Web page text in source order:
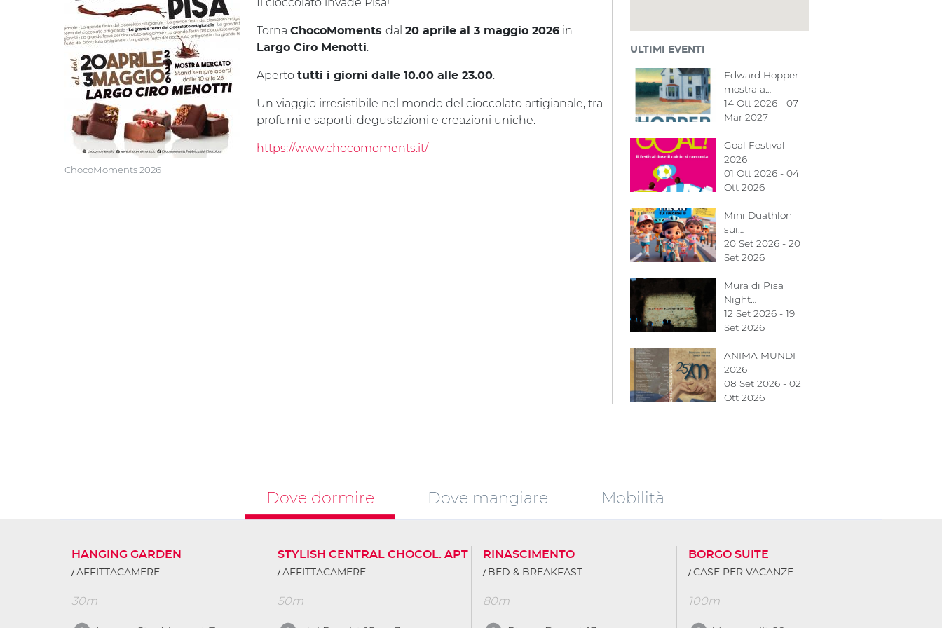
ChocoMoments 2026
Torna ChocoMoments dal 20 aprile al 3 maggio 2026 in
Largo Ciro Menotti.
Aperto tutti i giorni dalle 10.00 alle 23.00.
Un viaggio irresistibile nel mondo del cioccolato artigianale, tra
profumi e saporti, degustazioni e creazioni uniche.
https://www.chocomoments.it/
ULTIMI EVENTI
Edward Hopper -
mostra a…
14 Ott 2026 - 07
Mar 2027
Goal Festival
2026
01 Ott 2026 - 04
Ott 2026
Mini Duathlon
sui…
20 Set 2026 - 20
Set 2026
Mura di Pisa
Night…
12 Set 2026 - 19
Set 2026
ANIMA MUNDI
2026
08 Set 2026 - 02
Ott 2026
Dove dormire Dove mangiare Mobilità
HANGING GARDEN
AFFITTACAMERE
30m
STYLISH CENTRAL CHOCOL. APT
AFFITTACAMERE
50m
RINASCIMENTO
BED & BREAKFAST
80m
BORGO SUITE
CASE PER VACANZE
100m